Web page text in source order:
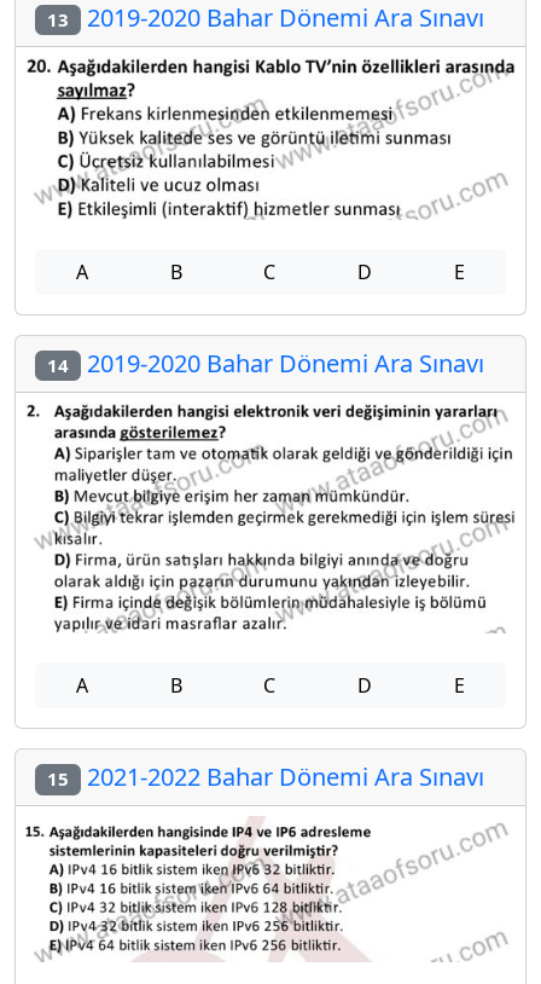
13 2019-2020 Bahar Dönemi Ara Sınavı
A B C D E
14 2019-2020 Bahar Dönemi Ara Sınavı
A B C D E
15 2021-2022 Bahar Dönemi Ara Sınavı